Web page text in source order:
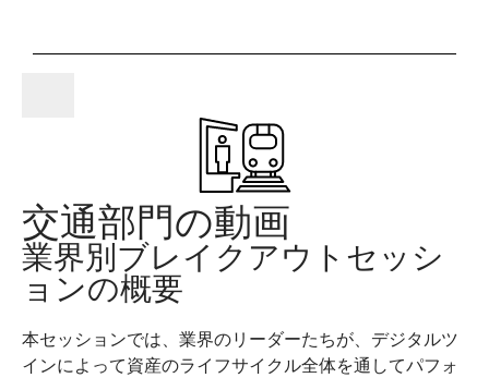
E
Y
V
I
交通部門の動画
業界別ブレイクアウトセッシ
ョンの概要
本セッションでは、業界のリーダーたちが、デジタルツ
インによって資産のライフサイクル全体を通してパフォ